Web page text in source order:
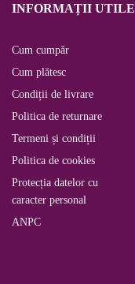
INFORMAȚII UTILE
Cum cumpăr
Cum plătesc
Condiții de livrare
Politica de returnare
Termeni și condiții
Politica de cookies
Protecția datelor cu
caracter personal
ANPC